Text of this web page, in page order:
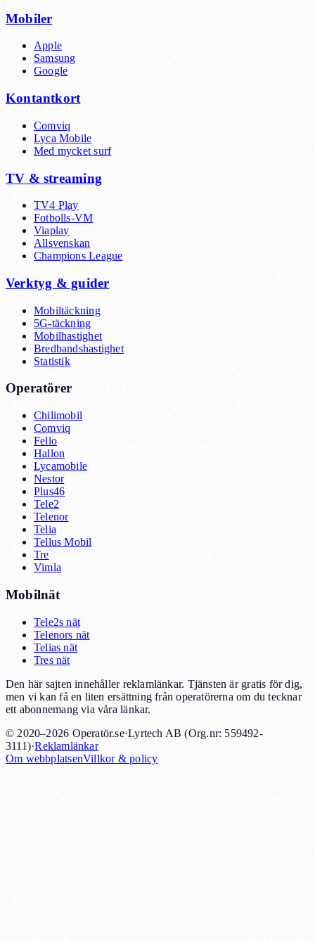
Mobiler
Apple
Samsung
Google
Kontantkort
Comviq
Lyca Mobile
Med mycket surf
TV & streaming
TV4 Play
Fotbolls-VM
Viaplay
Allsvenskan
Champions League
Verktyg & guider
Mobiltäckning
5G-täckning
Mobilhastighet
Bredbandshastighet
Statistik
Operatörer
Chilimobil
Comviq
Fello
Hallon
Lycamobile
Nestor
Plus46
Tele2
Telenor
Telia
Tellus Mobil
Tre
Vimla
Mobilnät
Tele2s nät
Telenors nät
Telias nät
Tres nät
Den här sajten innehåller reklamlänkar. Tjänsten är gratis för dig,
men vi kan få en liten ersättning från operatörerna om du tecknar
ett abonnemang via våra länkar.
© 2020–2026 Operatör.se·Lyrtech AB (Org.nr: 559492-
3111)·Reklamlänkar
Om webbplatsenVillkor & policy